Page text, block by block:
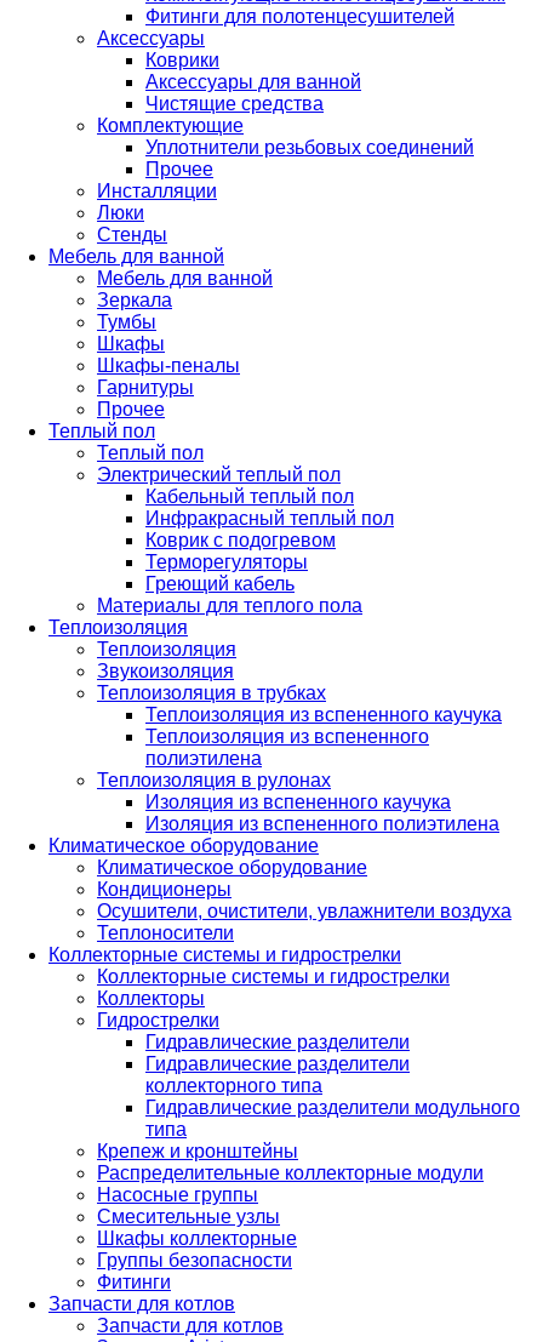
Фитинги для полотенцесушителей
Аксессуары
Коврики
Аксессуары для ванной
Чистящие средства
Комплектующие
Уплотнители резьбовых соединений
Прочее
Инсталляции
Люки
Стенды
Мебель для ванной
Мебель для ванной
Зеркала
Тумбы
Шкафы
Шкафы-пеналы
Гарнитуры
Прочее
Теплый пол
Теплый пол
Электрический теплый пол
Кабельный теплый пол
Инфракрасный теплый пол
Коврик с подогревом
Терморегуляторы
Греющий кабель
Материалы для теплого пола
Теплоизоляция
Теплоизоляция
Звукоизоляция
Теплоизоляция в трубках
Теплоизоляция из вспененного каучука
Теплоизоляция из вспененного
полиэтилена
Теплоизоляция в рулонах
Изоляция из вспененного каучука
Изоляция из вспененного полиэтилена
Климатическое оборудование
Климатическое оборудование
Кондиционеры
Осушители, очистители, увлажнители воздуха
Теплоносители
Коллекторные системы и гидрострелки
Коллекторные системы и гидрострелки
Коллекторы
Гидрострелки
Гидравлические разделители
Гидравлические разделители
коллекторного типа
Гидравлические разделители модульного
типа
Крепеж и кронштейны
Распределительные коллекторные модули
Насосные группы
Смесительные узлы
Шкафы коллекторные
Группы безопасности
Фитинги
Запчасти для котлов
Запчасти для котлов